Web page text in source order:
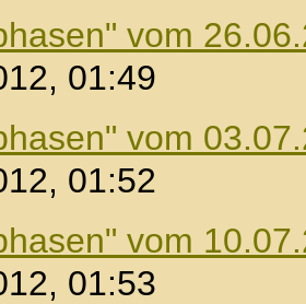
vom
01:49
vom
01:52
vom
01:53